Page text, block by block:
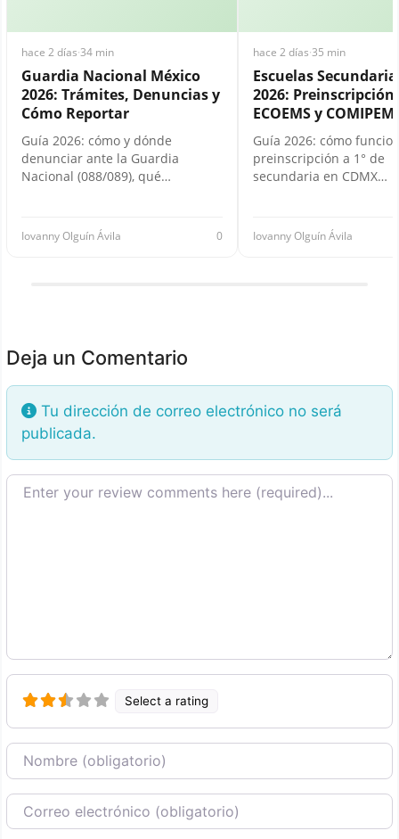
hace 2 días·34 min
Guardia Nacional México
2026: Trámites, Denuncias y
Cómo Reportar
Guía 2026: cómo y dónde
denunciar ante la Guardia
Nacional (088/089), qué…
Iovanny Olguín Ávila 0
hace 2 días·35 min
Escuelas
2026: Preinscripción,
ECOEMS y
Guía 2026: cómo
preinscripción a 1° de
secundaria en CDMX…
Iovanny Olguín Ávila
Deja un Comentario
Tu dirección de correo electrónico no será
publicada.
Texto de la reseña
Select a rating
Nombre
Correo Electronico